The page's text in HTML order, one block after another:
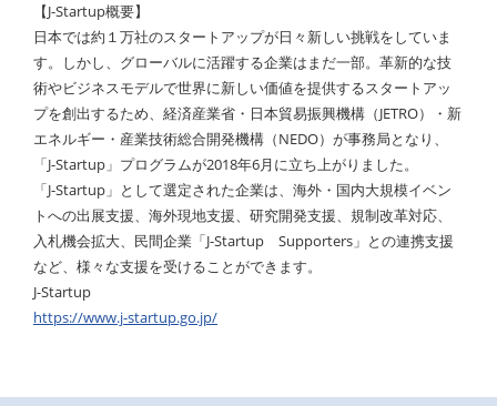
【J-Startup概要】
日本では約１万社のスタートアップが日々新しい挑戦をしていま
す。しかし、グローバルに活躍する企業はまだ一部。革新的な技
術やビジネスモデルで世界に新しい価値を提供するスタートアッ
プを創出するため、経済産業省・日本貿易振興機構（JETRO）・新
エネルギー・産業技術総合開発機構（NEDO）が事務局となり、
「J-Startup」プログラムが2018年6月に立ち上がりました。
「J-Startup」として選定された企業は、海外・国内大規模イベン
トへの出展支援、海外現地支援、研究開発支援、規制改革対応、
入札機会拡大、民間企業「J-Startup Supporters」との連携支援
など、様々な支援を受けることができます。
J-Startup
https://www.j-startup.go.jp/